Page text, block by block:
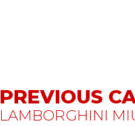
PREVIOUS
LAMBORGHINI